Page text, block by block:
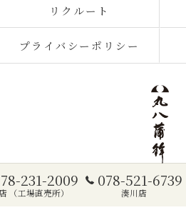
231-2009
（工場直売所）
078-521-6739
湊川店
リクルート
プライバシーポリシー
© 2026 通販のかまぼこなら株式会社丸八